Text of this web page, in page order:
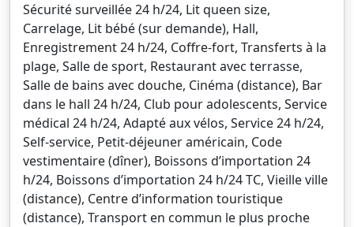
Sécurité surveillée 24 h/24, Lit queen size,
Carrelage, Lit bébé (sur demande), Hall,
Enregistrement 24 h/24, Coffre-fort, Transferts à la
plage, Salle de sport, Restaurant avec terrasse,
Salle de bains avec douche, Cinéma (distance), Bar
dans le hall 24 h/24, Club pour adolescents, Service
médical 24 h/24, Adapté aux vélos, Service 24 h/24,
Self-service, Petit-déjeuner américain, Code
vestimentaire (dîner), Boissons d’importation 24
h/24, Boissons d’importation 24 h/24 TC, Vieille ville
(distance), Centre d’information touristique
(distance), Transport en commun le plus proche